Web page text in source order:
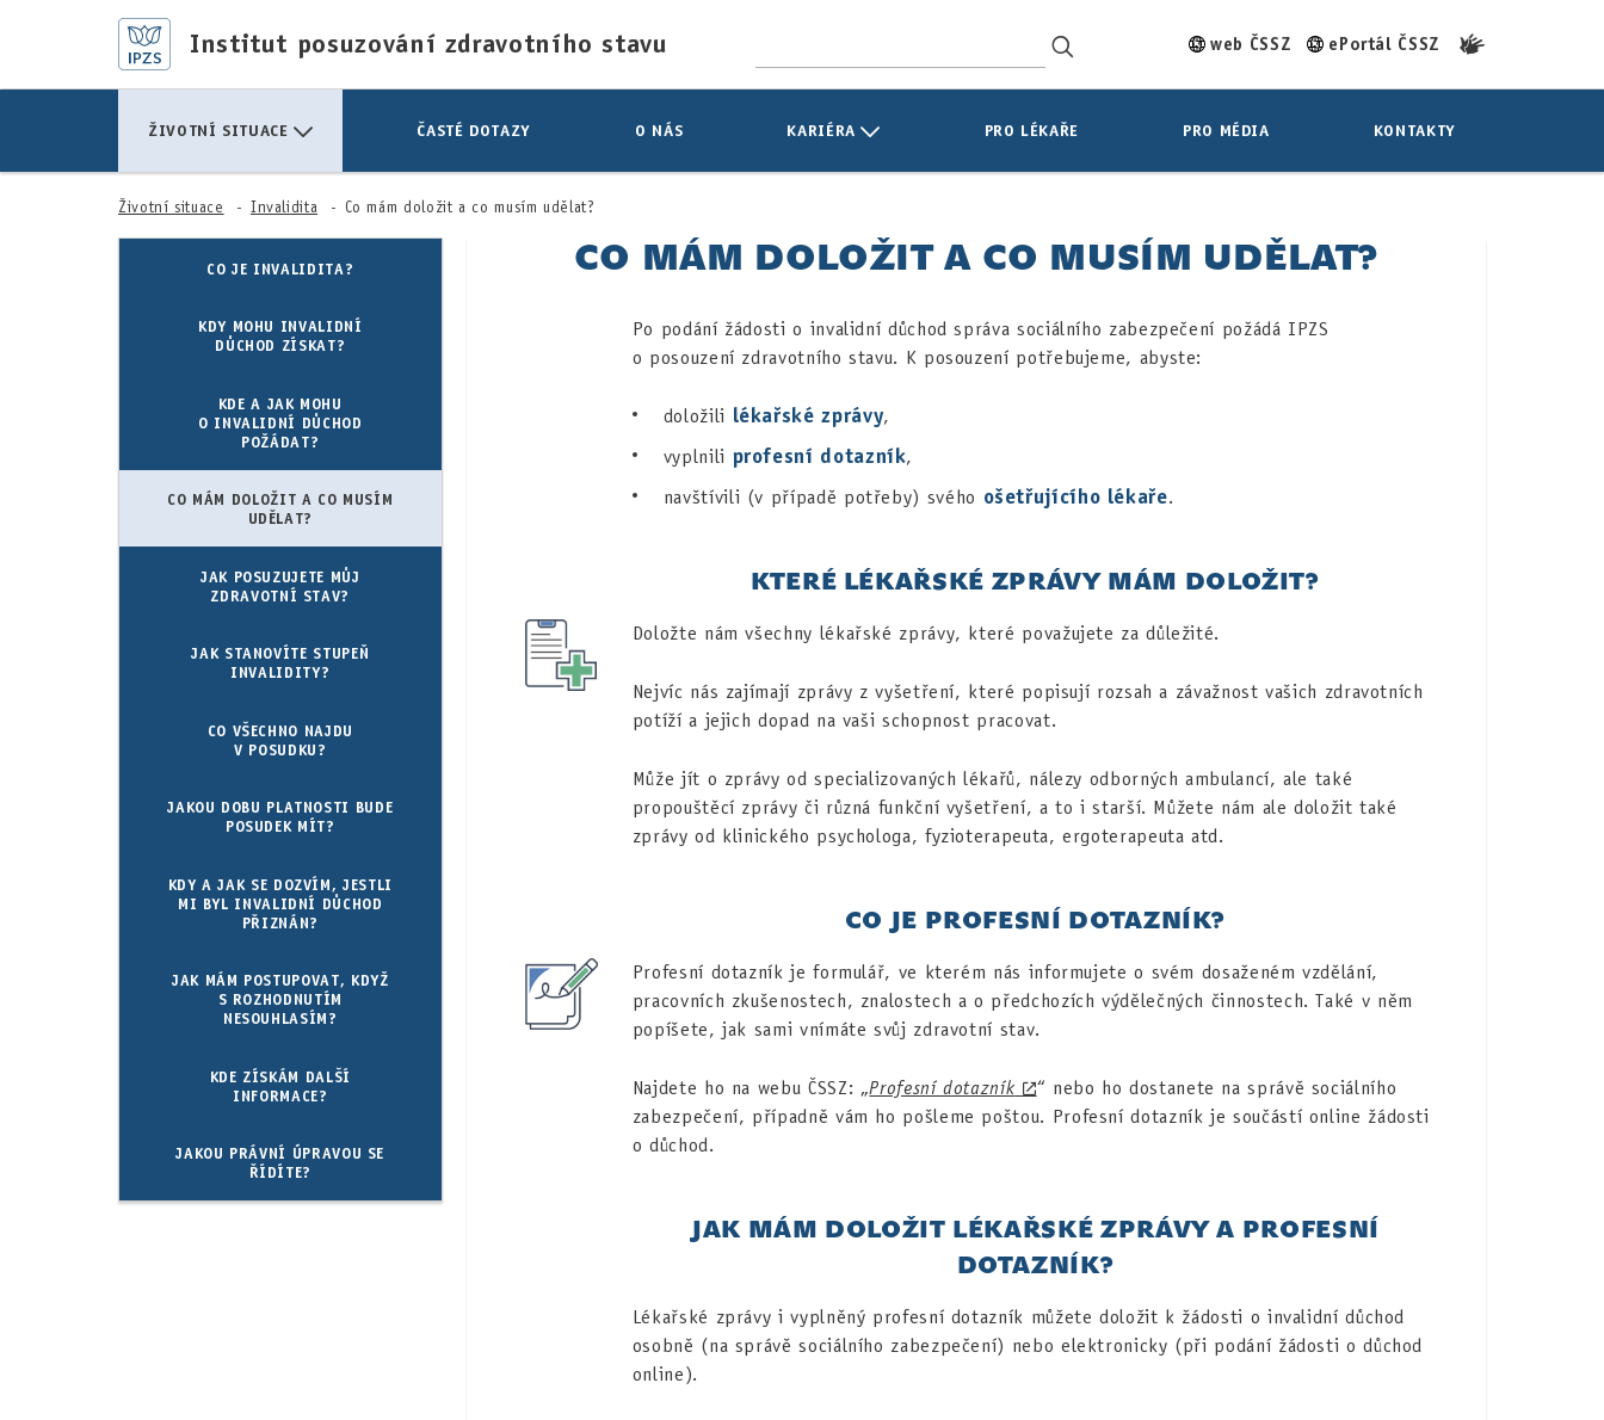
Institut posuzování zdravotního stavu web ČSSZ ePortál ČSSZ
ŽIVOTNÍ SITUACE ČASTÉ DOTAZY O NÁS KARIÉRA PRO LÉKAŘE PRO MÉDIA KONTAKTY
Životní situace Invalidita Co mám doložit a co musím udělat?
CO JE INVALIDITA?
KDY MOHU INVALIDNÍ
DŮCHOD ZÍSKAT?
KDE A JAK MOHU
O INVALIDNÍ DŮCHOD
POŽÁDAT?
CO MÁM DOLOŽIT A CO MUSÍM
UDĚLAT?
JAK POSUZUJETE MŮJ
ZDRAVOTNÍ STAV?
JAK STANOVÍTE STUPEŇ
INVALIDITY?
CO VŠECHNO NAJDU
V POSUDKU?
JAKOU DOBU PLATNOSTI BUDE
POSUDEK MÍT?
KDY A JAK SE DOZVÍM, JESTLI
MI BYL INVALIDNÍ DŮCHOD
PŘIZNÁN?
JAK MÁM POSTUPOVAT, KDYŽ
S ROZHODNUTÍM
NESOUHLASÍM?
KDE ZÍSKÁM DALŠÍ
INFORMACE?
JAKOU PRÁVNÍ ÚPRAVOU SE
ŘÍDÍTE?
CO MÁM DOLOŽIT A CO MUSÍM UDĚLAT?
Po podání žádosti o invalidní důchod správa sociálního zabezpečení požádá IPZS
o posouzení zdravotního stavu. K posouzení potřebujeme, abyste:
doložili lékařské zprávy,
vyplnili profesní dotazník,
navštívili (v případě potřeby) svého ošetřujícího lékaře.
KTERÉ LÉKAŘSKÉ ZPRÁVY MÁM DOLOŽIT?
Doložte nám všechny lékařské zprávy, které považujete za důležité.
Nejvíc nás zajímají zprávy z vyšetření, které popisují rozsah a závažnost vašich zdravotních
potíží a jejich dopad na vaši schopnost pracovat.
Může jít o zprávy od specializovaných lékařů, nálezy odborných ambulancí, ale také
propouštěcí zprávy či různá funkční vyšetření, a to i starší. Můžete nám ale doložit také
zprávy od klinického psychologa, fyzioterapeuta, ergoterapeuta atd.
CO JE PROFESNÍ DOTAZNÍK?
Profesní dotazník je formulář, ve kterém nás informujete o svém dosaženém vzdělání,
pracovních zkušenostech, znalostech a o předchozích výdělečných činnostech. Také v něm
popíšete, jak sami vnímáte svůj zdravotní stav.
Najdete ho na webu ČSSZ: „Profesní dotazník
“ nebo ho dostanete na správě sociálního
zabezpečení, případně vám ho pošleme poštou. Profesní dotazník je součástí online žádosti
o důchod.
JAK MÁM DOLOŽIT LÉKAŘSKÉ ZPRÁVY A PROFESNÍ
DOTAZNÍK?
Lékařské zprávy i vyplněný profesní dotazník můžete doložit k žádosti o invalidní důchod
osobně (na správě sociálního zabezpečení) nebo elektronicky (při podání žádosti o důchod
online).